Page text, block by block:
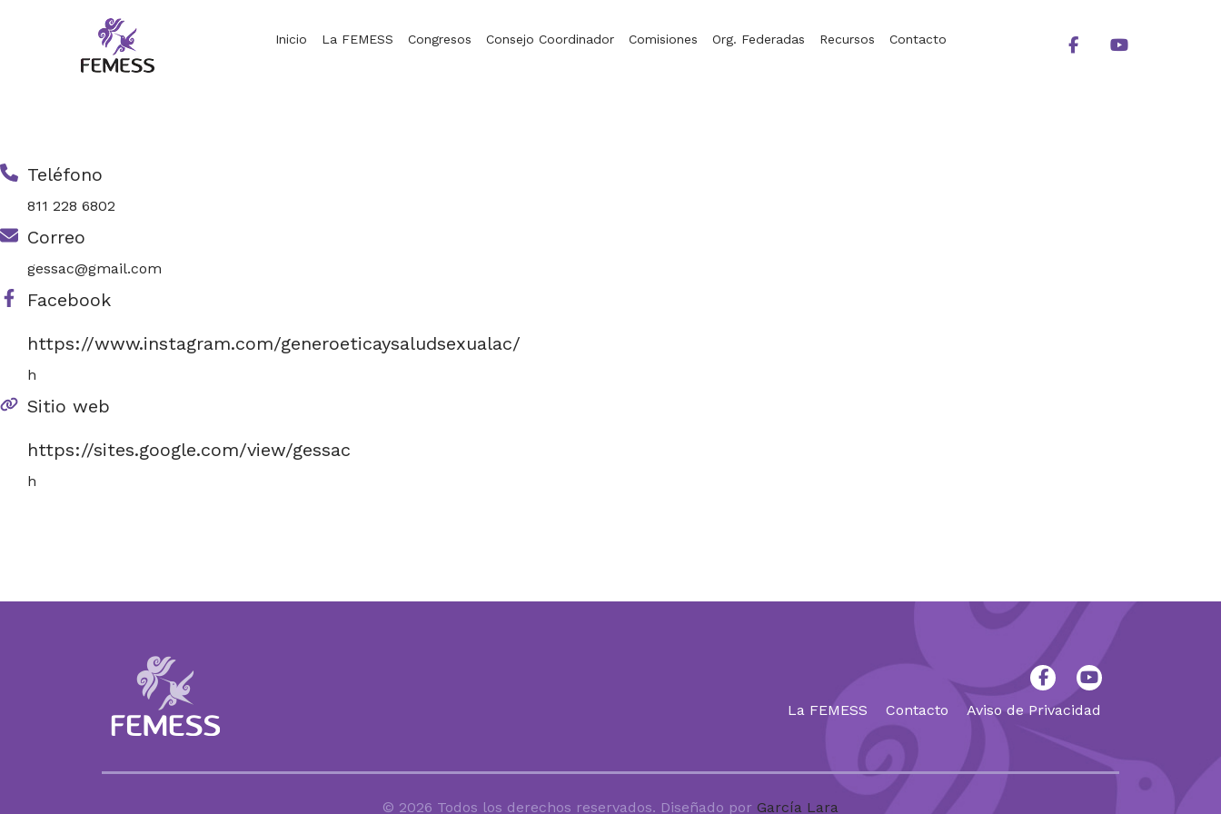
Femess
Federación Mexicana de Educación Sexual y Sexología, A.C.
Inicio La FEMESS Congresos Consejo Coordinador Comisiones Org. Federadas Recursos Contacto
Teléfono
811 228 6802
Correo
gessac@gmail.com
Facebook
https://www.instagram.com/generoeticaysaludsexualac/
h
Sitio web
https://sites.google.com/view/gessac
h
La FEMESS Contacto Aviso de Privacidad
© 2026 Todos los derechos reservados. Diseñado por García Lara